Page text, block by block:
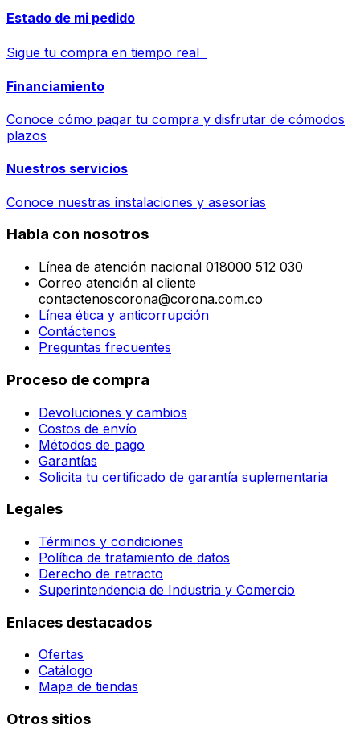
Estado de mi pedido
Sigue tu compra en tiempo real
Financiamiento
Conoce cómo pagar tu compra y disfrutar de cómodos
plazos
Nuestros servicios
Conoce nuestras instalaciones y asesorías
Habla con nosotros
Línea de atención nacional 018000 512 030
Correo atención al cliente
contactenoscorona@corona.com.co
Línea ética y anticorrupción
Contáctenos
Preguntas frecuentes
Proceso de compra
Devoluciones y cambios
Costos de envío
Métodos de pago
Garantías
Solicita tu certificado de garantía suplementaria
Legales
Términos y condiciones
Política de tratamiento de datos
Derecho de retracto
Superintendencia de Industria y Comercio
Enlaces destacados
Ofertas
Catálogo
Mapa de tiendas
Otros sitios